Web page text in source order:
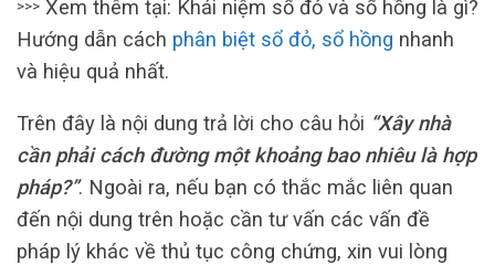
>>> Xem thêm tại: Khái niệm sổ đỏ và sổ hồng là gì?
Hướng dẫn cách phân biệt sổ đỏ, sổ hồng nhanh
và hiệu quả nhất.
Trên đây là nội dung trả lời cho câu hỏi “Xây nhà
cần phải cách đường một khoảng bao nhiêu là hợp
pháp?”. Ngoài ra, nếu bạn có thắc mắc liên quan
đến nội dung trên hoặc cần tư vấn các vấn đề
pháp lý khác về thủ tục công chứng, xin vui lòng